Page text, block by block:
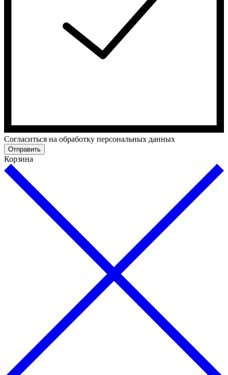
Cогласиться на обработку персональных данных
Отправить
Корзина